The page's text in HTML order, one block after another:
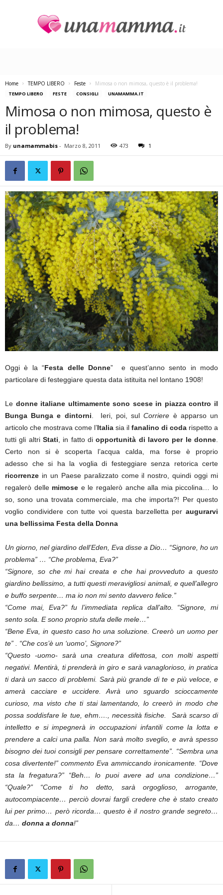
Home TEMPO LIBERO Feste Mimosa o non mimosa, questo è il problema!
TEMPO LIBERO FESTE CONSIGLI UNAMAMMA.IT
Mimosa o non mimosa, questo è
il problema!
By unamammabis - Marzo 8, 2011 473 1
Oggi è la “Festa delle Donne” e quest’anno sento in modo
particolare di festeggiare questa data istituita nel lontano 1908!
Le donne italiane ultimamente sono scese in piazza contro il
Bunga Bunga e dintorni. Ieri, poi, sulCorriere è apparso un
articolo che mostrava come l’Italia sia il fanalino di coda rispetto a
tutti gli altri Stati, in fatto diopportunità di lavoro per le donne.
Certo non si è scoperta l’acqua calda, ma forse è proprio
adesso che si ha la voglia di festeggiare senza retorica certe
ricorrenze in un Paese paralizzato come il nostro, quindi oggi mi
regalerò delle mimose e le regalerò anche alla mia piccolina… lo
so, sono una trovata commerciale, ma che importa?! Per questo
voglio condividere con tutte voi questa barzelletta per augurarvi
una bellissima Festa della Donna
Un giorno, nel giardino dell’Eden, Eva disse a Dio… “Signore, ho un
problema” … “Che problema, Eva?”
“Signore, so che mi hai creata e che hai provveduto a questo
giardino bellissimo, a tutti questi meravigliosi animali, e quell’allegro
e buffo serpente… ma io non mi sento davvero felice.”
“Come mai, Eva?” fu l’immediata replica dall’alto. “Signore, mi
sento sola. E sono proprio stufa delle mele…”
“Bene Eva, in questo caso ho una soluzione. Creerò un uomo per
te” . “Che cos’è un ‘uomo’, Signore?”
“Questo -uomo- sarà una creatura difettosa, con molti aspetti
negativi. Mentirà, ti prenderà in giro e sarà vanaglorioso, in pratica
ti darà un sacco di problemi. Sarà più grande di te e più veloce, e
amerà cacciare e uccidere. Avrà uno sguardo scioccamente
curioso, ma visto che ti stai lamentando, lo creerò in modo che
possa soddisfare le tue, ehm…., necessità fisiche. Sarà scarso di
intelletto e si impegnerà in occupazioni infantili come la lotta e
prendere a calci una palla. Non sarà molto sveglio, e avrà spesso
bisogno dei tuoi consigli per pensare correttamente”. “Sembra una
cosa divertente!” commento Eva ammiccando ironicamente. “Dove
sta la fregatura?” “Beh… lo puoi avere ad una condizione…”
“Quale?” “Come ti ho detto, sarà orgoglioso, arrogante,
autocompiacente… perciò dovrai fargli credere che è stato creato
lui per primo… però ricorda… questo è il nostro grande segreto…
da… donna a donna!”